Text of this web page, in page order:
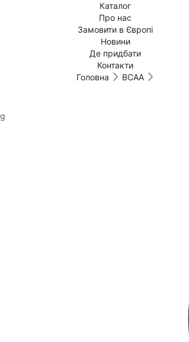
Каталог
Про нас
Замовити в Європі
Новини
Де придбати
Контакти
Головна BCAA